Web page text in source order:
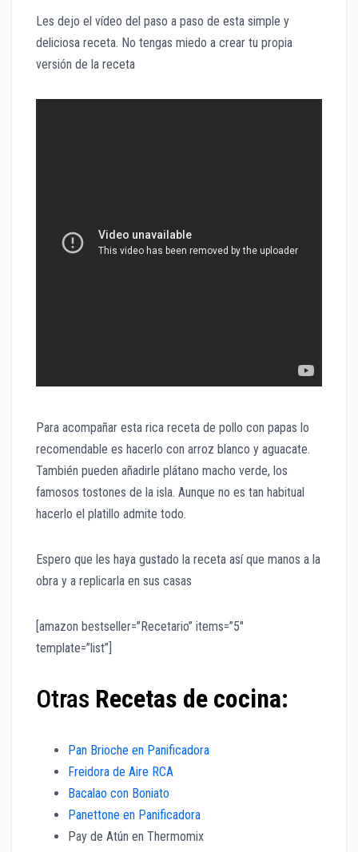
Les dejo el vídeo del paso a paso de esta simple y
deliciosa receta. No tengas miedo a crear tu propia
versión de la receta
Para acompañar esta rica receta de pollo con papas lo
recomendable es hacerlo con arroz blanco y aguacate.
También pueden añadirle plátano macho verde, los
famosos tostones de la isla. Aunque no es tan habitual
hacerlo el platillo admite todo.
Espero que les haya gustado la receta así que manos a la
obra y a replicarla en sus casas
[amazon bestseller=”Recetario” items=”5″
template=”list”]
Otras Recetas de cocina:
Pan Brioche en Panificadora
Freidora de Aire RCA
Bacalao con Boniato
Panettone en Panificadora
Pay de Atún en Thermomix